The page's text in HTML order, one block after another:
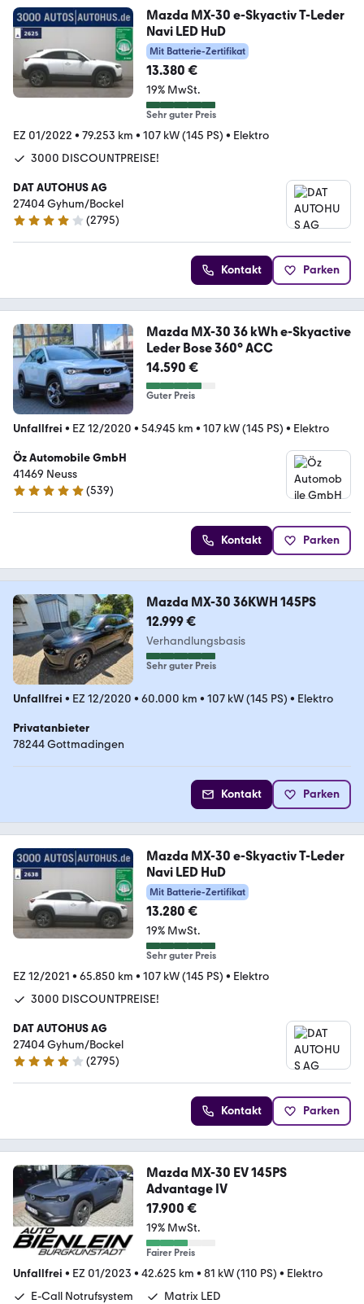
Mazda MX-30 e-Skyactiv T-Leder
Navi LED HuD
Mit Batterie-Zertifikat
13.380 €
19% MwSt.
Sehr guter Preis
EZ 01/2022 • 79.253 km • 107 kW (145 PS) • Elektro
3000 DISCOUNTPREISE!
DAT AUTOHUS AG
27404 Gyhum/Bockel
4.2 Sterne
(2795)
Kontakt Parken
Mazda MX-30 36 kWh e-Skyactive
Leder Bose 360° ACC
14.590 €
Guter Preis
Unfallfrei • EZ 12/2020 • 54.945 km • 107 kW (145 PS) • Elektro
Öz Automobile GmbH
41469 Neuss
4.8 Sterne
(539)
Kontakt Parken
Mazda MX-30 36KWH 145PS
12.999 €
Verhandlungsbasis
Sehr guter Preis
Unfallfrei • EZ 12/2020 • 60.000 km • 107 kW (145 PS) • Elektro
Privatanbieter
78244 Gottmadingen
Kontakt Parken
Mazda MX-30 e-Skyactiv T-Leder
Navi LED HuD
Mit Batterie-Zertifikat
13.280 €
19% MwSt.
Sehr guter Preis
EZ 12/2021 • 65.850 km • 107 kW (145 PS) • Elektro
3000 DISCOUNTPREISE!
DAT AUTOHUS AG
27404 Gyhum/Bockel
4.2 Sterne
(2795)
Kontakt Parken
Mazda MX-30 EV 145PS
Advantage IV
17.900 €
19% MwSt.
Fairer Preis
Unfallfrei • EZ 01/2023 • 42.625 km • 81 kW (110 PS) • Elektro
E-Call Notrufsystem
Matrix LED